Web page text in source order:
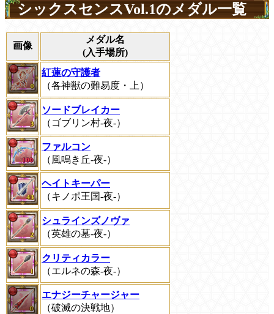
シックスセンスVol.1のメダル一覧
画像
メダル名
(入手場所)
紅蓮の守護者
（各神獣の難易度・上）
ソードブレイカー
（ゴブリン村-夜-）
ファルコン
（風鳴き丘-夜-）
ヘイトキーパー
（キノポ王国-夜-）
シュラインズノヴァ
（英雄の墓-夜-）
クリティカラー
（エルネの森-夜-）
エナジーチャージャー
（破滅の決戦地）